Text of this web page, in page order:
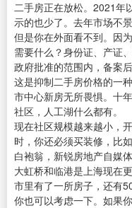
二手房正在放松。2021年
示的也少了。去年市场不
但是你在外面看不到。因
需要什么？身份证、产证
政府批准的范围内，备案后
这是抑制二手房价格的一
市中心新房无所畏惧。十
社区，人工湖什么都有。
现在社区规模越来越小，
时，你还必须买装修，比
白袍翁，新锐房地产自媒
大虹桥和临港是上海现在
市里有了一所房子，还有
你也可以考虑一下。如果